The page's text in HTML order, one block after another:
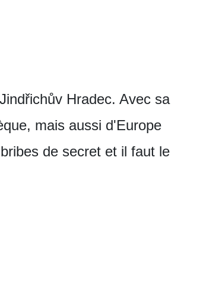
Hradec. Avec sa
mais aussi d'Europe
de secret et il faut le